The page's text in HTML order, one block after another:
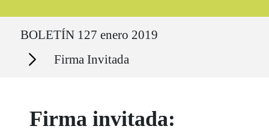
BOLETÍN 127 enero 2019
Secciones Firma Invitada
Firma invitada: